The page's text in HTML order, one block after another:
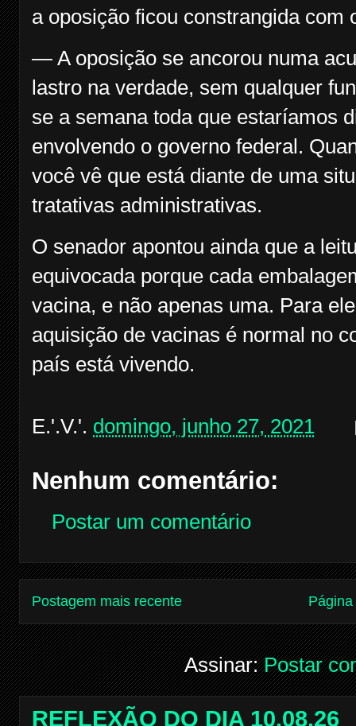
a oposição ficou constrangida com
— A oposição se ancorou numa
lastro na verdade, sem qualquer
se a semana toda que estaríamos
envolvendo o governo federal.
você vê que está diante de uma
tratativas administrativas.
O senador apontou ainda que a
equivocada porque cada
vacina, e não apenas uma. Para
aquisição de vacinas é normal no
país está vivendo.
E.'.V.'. domingo, junho 27, 2021
Nenhum comentário:
Postar um comentário
Postagem mais recente
Assinar:Postar
REFLEXÃO DO DIA 10.08.26